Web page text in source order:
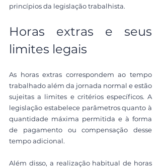
princípios da legislação trabalhista.
Horas extras e seus
limites legais
As horas extras correspondem ao tempo
trabalhado além da jornada normal e estão
sujeitas a limites e critérios específicos. A
legislação estabelece parâmetros quanto à
quantidade máxima permitida e à forma
de pagamento ou compensação desse
tempo adicional.
Além disso, a realização habitual de horas